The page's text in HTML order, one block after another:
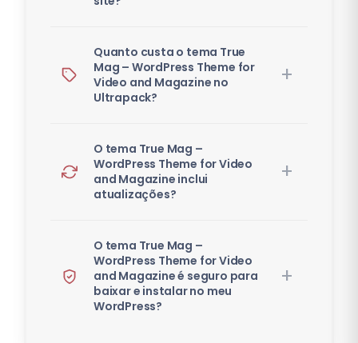
Quanto custa o tema True
Mag – WordPress Theme for
Video and Magazine no
Ultrapack?
O tema True Mag –
WordPress Theme for Video
and Magazine inclui
atualizações?
O tema True Mag –
WordPress Theme for Video
and Magazine é seguro para
baixar e instalar no meu
WordPress?